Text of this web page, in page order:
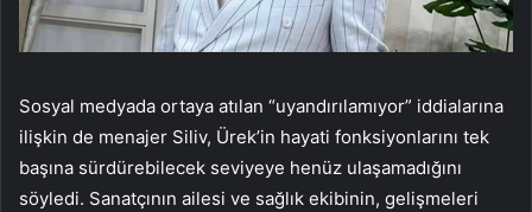
Sosyal medyada ortaya atılan “uyandırılamıyor” iddialarına
ilişkin de menajer Siliv, Ürek’in hayati fonksiyonlarını tek
başına sürdürebilecek seviyeye henüz ulaşamadığını
söyledi. Sanatçının ailesi ve sağlık ekibinin, gelişmeleri